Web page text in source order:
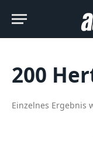
200
Einzelnes Ergebnis